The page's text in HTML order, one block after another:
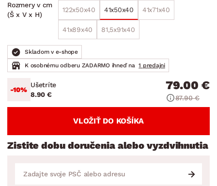
Rozmery v cm
(Š x V x H)
122x50x40 41x50x40 41x71x40
41x89x40 81,5x91x40
Skladom v e-shope
K osobnému odberu ZADARMO ihneď na 1 predajni
-10%
Ušetríte
8.90 €
79.00 €
87.90 €
VLOŽIŤ DO KOŠÍKA
Zistite dobu doručenia alebo vyzdvihnutia